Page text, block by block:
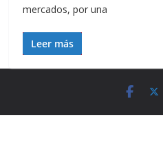
mercados, por una
Leer más